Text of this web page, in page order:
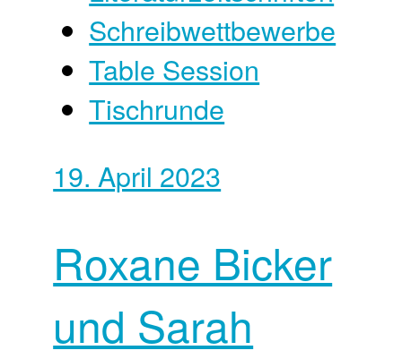
Schreibwettbewerbe
Table Session
Tischrunde
19. April 2023
Roxane Bicker
und Sarah